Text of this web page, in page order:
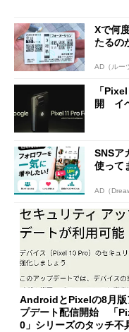
Xで何
たるの
AD（ルー
「
開 イ
SNSア
使って
AD（
AndroidとPixelの8月版
プデート配信開始 「
0」シリーズのタッチ不